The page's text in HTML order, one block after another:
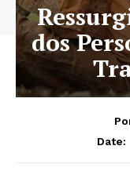
dos
Date: